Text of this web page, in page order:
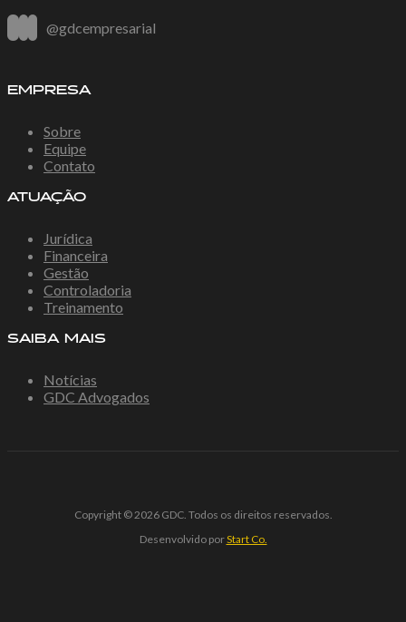
@gdcempresarial
EMPRESA
Sobre
Equipe
Contato
ATUAÇÃO
Jurídica
Financeira
Gestão
Controladoria
Treinamento
SAIBA MAIS
Notícias
GDC Advogados
Copyright © 2026 GDC. Todos os direitos reservados.
Desenvolvido porStart Co.